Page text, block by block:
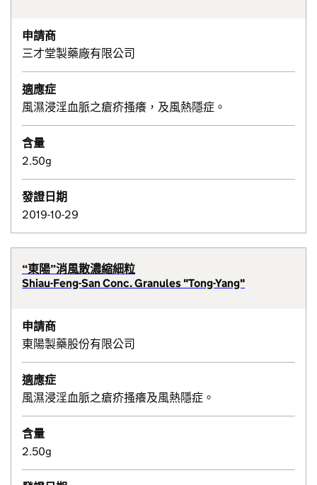
申請商
三才堂製藥廠有限公司
適應症
風濕浸淫血脈之瘡疥搔癢，及風熱隱症。
含量
2.50g
發證日期
2019-10-29
“東陽”消風散濃縮細粒
Shiau-Feng-San Conc. Granules "Tong-Yang"
申請商
東陽製藥股份有限公司
適應症
風濕浸淫血脈之瘡疥搔癢及風熱隱症。
含量
2.50g